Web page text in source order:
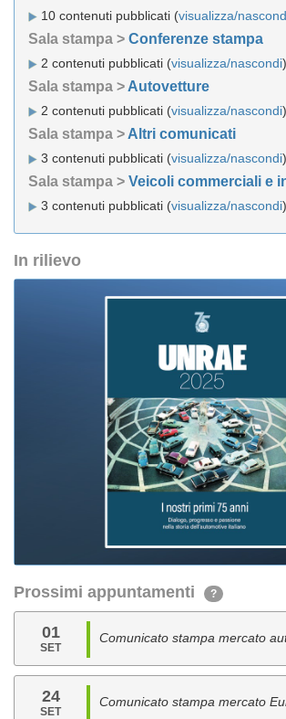
10 contenuti pubblicati (visualizza/
Sala stampa > Conferenze stampa
2 contenuti pubblicati (visualizza/nascondi)
Sala stampa > Autovetture
2 contenuti pubblicati (visualizza/nascondi)
Sala stampa > Altri comunicati
3 contenuti pubblicati (visualizza/nascondi)
Sala stampa > Veicoli commerciali e
3 contenuti pubblicati (visualizza/nascondi)
In rilievo
Prossimi appuntamenti ?
01
SET
Comunicato stampa mercato
24
SET
Comunicato stampa mercato